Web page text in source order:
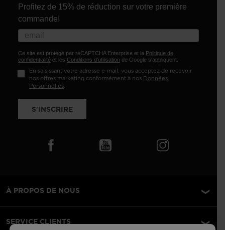
Profitez de 15% de réduction sur votre première
commande!
Ce site est protégé par reCAPTCHA Enterprise et la Politique de
confidentialité et les Conditions d'utilisation de Google s'appliquent.
En saisissant votre adresse e-mail, vous acceptez de recevoir
nos offres marketing conformément à nos Données
Personnelles.
S'INSCRIRE
À PROPOS DE NOUS
SERVICE CLIENTS